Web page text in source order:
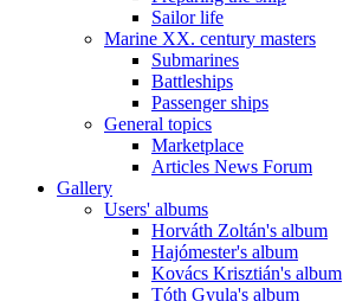
Sailor life
Marine XX. century masters
Submarines
Battleships
Passenger ships
General topics
Marketplace
Articles News Forum
Gallery
Users' albums
Horváth Zoltán's album
Hajómester's album
Kovács Krisztián's album
Tóth Gyula's album